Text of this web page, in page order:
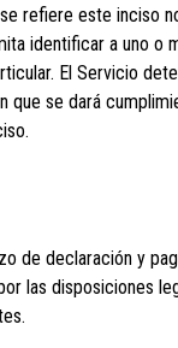
refiere este inciso
identificar a uno o
El Servicio
que se dará
de declaración y
las disposiciones